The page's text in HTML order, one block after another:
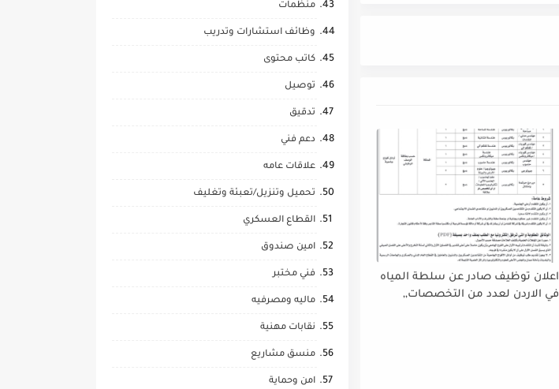
اعلان توظيف صادر عن سلطة المياه
في الاردن لعدد من التخصصات,,
منظمات
وظائف استشارات وتدريب
كاتب محتوى
توصيل
تدقيق
دعم فني
علاقات عامه
تحميل وتنزيل/تعبئة وتغليف
القطاع العسكري
امين صندوق
فني مختبر
ماليه ومصرفيه
نقابات مهنية
منسق مشاريع
امن وحماية